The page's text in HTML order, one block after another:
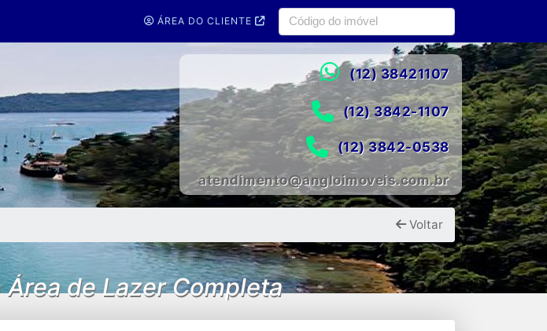
ÁREA DO CLIENTE
(12) 38421107
(12) 3842-1107
(12) 3842-0538
atendimento@angloimoveis.com.br
Voltar
de Lazer Completa